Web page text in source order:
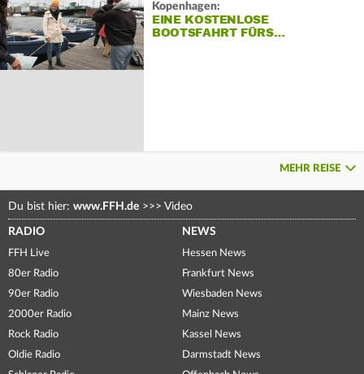
Kopenhagen:
EINE KOSTENLOSE
BOOTSFAHRT FÜRS…
MEHR REISE
Du bist hier: www.FFH.de >>> Video
RADIO
FFH Live
80er Radio
90er Radio
2000er Radio
Rock Radio
Oldie Radio
NEWS
Hessen News
Frankfurt News
Wiesbaden News
Mainz News
Kassel News
Darmstadt News